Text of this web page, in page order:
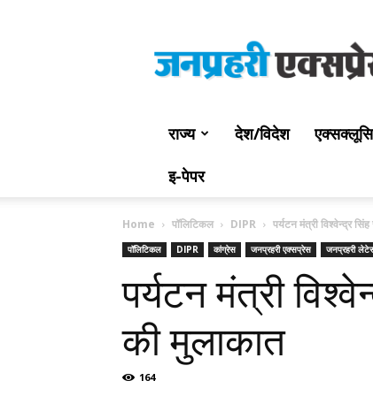
Prahari
Express
राज्य देश/विदेश
इ-पेपर
Home पॉलिटिकल DIPR पर्यटन मंत्री विश्वेन्द्र
पॉलिटिकल DIPR कांग्रेस जनप्रहरी एक्सप्रेस जनप्रहरी
पर्यटन मंत्री
की मुलाकात
164